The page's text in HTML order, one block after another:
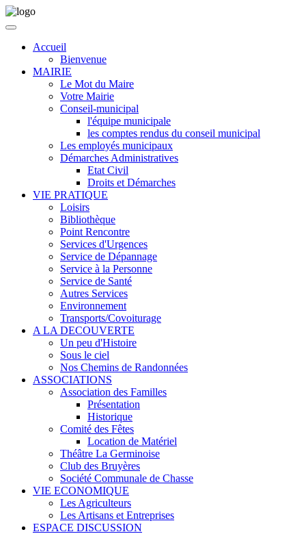
Accueil
Bienvenue
MAIRIE
Le Mot du Maire
Votre Mairie
Conseil-municipal
l'équipe municipale
les comptes rendus du conseil municipal
Les employés municipaux
Démarches Administratives
Etat Civil
Droits et Démarches
VIE PRATIQUE
Loisirs
Bibliothèque
Point Rencontre
Services d'Urgences
Service de Dépannage
Service à la Personne
Service de Santé
Autres Services
Environnement
Transports/Covoiturage
A LA DECOUVERTE
Un peu d'Histoire
Sous le ciel
Nos Chemins de Randonnées
ASSOCIATIONS
Association des Familles
Présentation
Historique
Comité des Fêtes
Location de Matériel
Théâtre La Germinoise
Club des Bruyères
Société Communale de Chasse
VIE ECONOMIQUE
Les Agriculteurs
Les Artisans et Entreprises
ESPACE DISCUSSION